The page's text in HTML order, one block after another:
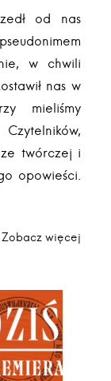
od nas
w chwili
nas w
mieliśmy
twórczej i
opowieści.
Zobacz więcej